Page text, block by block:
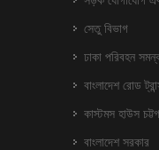
সেতু বিভাগ
ঢাকা পরিবহন
বাংলাদেশ রোড
কাস্টমস হাউস
বাংলাদেশ সরকার